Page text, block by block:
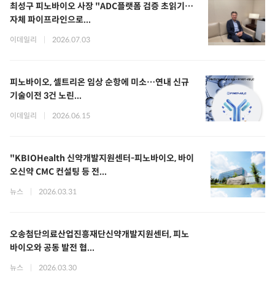
최성구 피노바이오 사장 "ADC플랫폼 검증 초읽기…
자체 파이프라인으로...
이데일리 2026.07.03
피노바이오, 셀트리온 임상 순항에 미소…연내 신규
기술이전 3건 노린...
이데일리 2026.06.15
"KBIOHealth 신약개발지원센터-피노바이오, 바이
오신약 CMC 컨설팅 등 전...
뉴스 2026.03.31
오송첨단의료산업진흥재단신약개발지원센터, 피노
바이오와 공동 발전 협...
뉴스 2026.03.30